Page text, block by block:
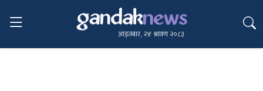
आइतबार, २४ श्रावण २०८३